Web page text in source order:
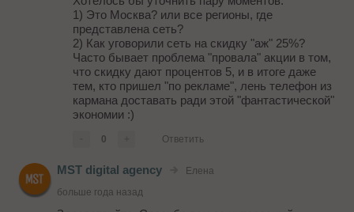
1) Это Москва? или все регионы, где
представлена сеть?
2) Как уговорили сеть на скидку "аж" 25%?
Часто бывает проблема "провала" акции в том,
что скидку дают процентов 5, и в итоге даже
тем, кто пришел "по рекламе", лень телефон из
кармана доставать ради этой "фантастической"
экономии :)
0 Ответить
MST digital agency
Елена
больше года назад